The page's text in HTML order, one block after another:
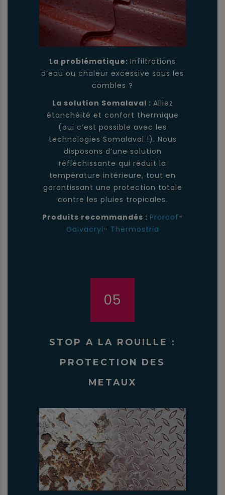
La problématique: Infiltrations
d’eau ou chaleur excessive sous les
combles ?
La solution Somalaval : Alliez
étanchéité et confort thermique
(oui c’est possible avec les
technologies Somalaval !). Nous
disposons d’une solution
réfléchissante qui réduit la
température intérieure, tout en
garantissant une protection totale
contre les pluies tropicales.
Produits recommandés : Proroof-
Galvacryl- Thermostria
05
STOP A LA ROUILLE :
PROTECTION DES
METAUX